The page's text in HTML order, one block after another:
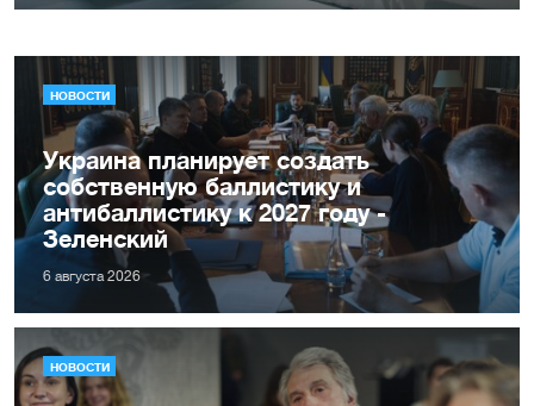
НОВОСТИ
Украина планирует создать
собственную баллистику и
антибаллистику к 2027 году -
Зеленский
6 августа 2026
НОВОСТИ